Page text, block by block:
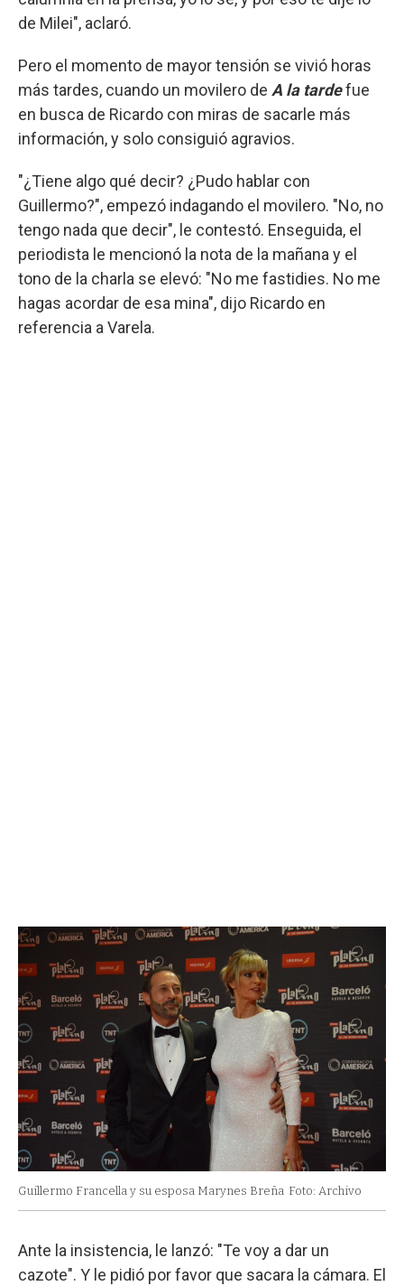
de Milei", aclaró.
Pero el momento de mayor tensión se vivió horas
más tardes, cuando un movilero de A la tardefue
en busca de Ricardo con miras de sacarle más
información, y solo consiguió agravios.
"¿Tiene algo qué decir? ¿Pudo hablar con
Guillermo?", empezó indagando el movilero. "No, no
tengo nada que decir", le contestó. Enseguida, el
periodista le mencionó la nota de la mañana y el
tono de la charla se elevó: "No me fastidies. No me
hagas acordar de esa mina", dijo Ricardo en
referencia a Varela.
Guillermo Francella y su esposa Marynes Breña Foto: Archivo
Ante la insistencia, le lanzó: "Te voy a dar un
cazote". Y le pidió por favor que sacara la cámara. El